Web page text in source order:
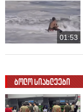
01:53
ბოლო სიახლეები